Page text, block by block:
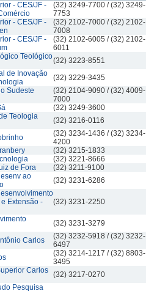
- CES/JF -
(32) 3249-7700 / (32) 3249-
7753
- CES/JF -
(32) 2102-7000 / (32) 2102-
7008
- CES/JF -
(32) 2102-6005 / (32) 2102-
6011
Teológico(32) 3223-8551
de Inovação
(32) 3229-3435
Sudeste
(32) 2104-9090 / (32) 4009-
7000
(32) 3249-3600
Teologia
(32) 3216-0116
(32) 3234-1436 / (32) 3234-
4200
(32) 3215-1833
(32) 3221-8666
de Fora
(32) 3211-9100
ao
(32) 3231-6286
Extensão -
(32) 3231-2250
(32) 3231-3279
Carlos
(32) 3232-5918 / (32) 3232-
6497
(32) 3214-1217 / (32) 8803-
3495
Carlos (32) 3217-0270
Pesquisa